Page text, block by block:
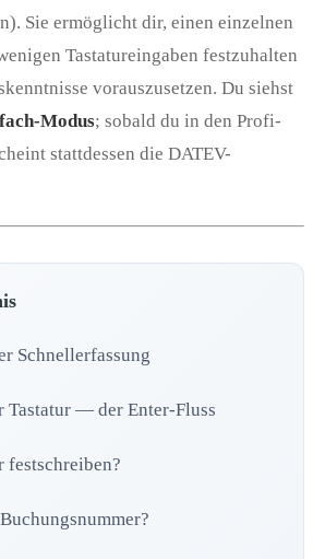
Sie ermöglicht dir, einen einzelnen
Tastatureingaben festzuhalten
vorauszusetzen. Du siehst
Modus; sobald du in den Profi-
stattdessen die DATEV-
Schnellerfassung
Tastatur — der Enter-Fluss
festschreiben?